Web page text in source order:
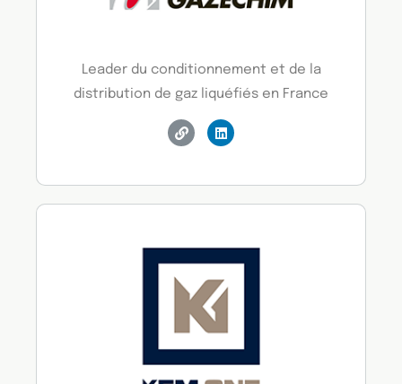
Leader du conditionnement et de la
distribution de gaz liquéfiés en France